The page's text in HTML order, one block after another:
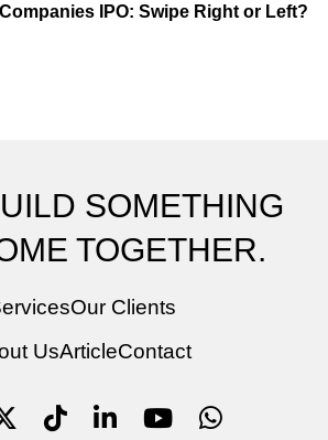
IPO: Swipe Right or Left?
SOMETHING
TOGETHER.
Our Clients
UsArticleContact